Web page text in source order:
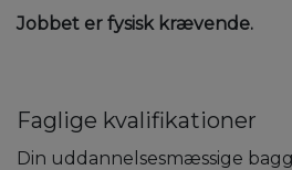
Jobbet er fysisk krævende.
Faglige kvalifikationer
Din uddannelsesmæssige